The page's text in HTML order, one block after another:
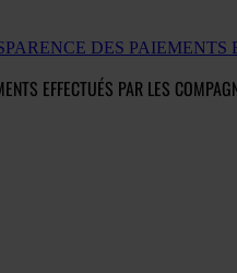
DES
EFFECTUÉS PAR LES